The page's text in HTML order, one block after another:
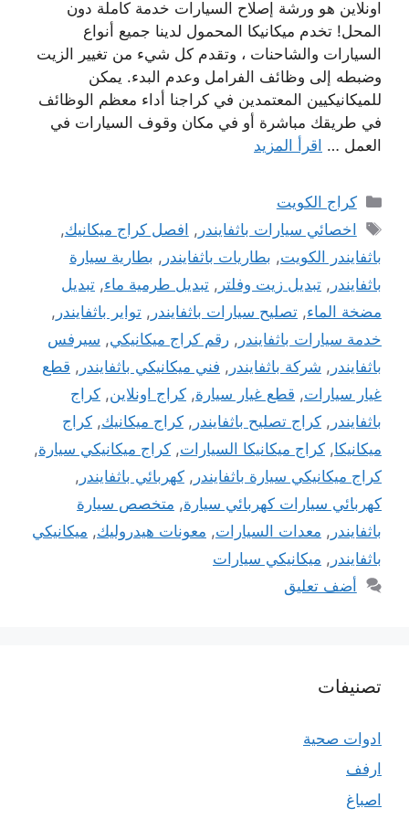
اونلاين هو ورشة إصلاح السيارات خدمة كاملة دون
المحل! تخدم ميكانيكا المحمول لدينا جميع أنواع
السيارات والشاحنات ، وتقدم كل شيء من تغيير الزيت
وضبطه إلى وظائف الفرامل وعدم البدء. يمكن
للميكانيكيين المعتمدين في كراجنا أداء معظم الوظائف
في طريقك مباشرة أو في مكان وقوف السيارات في
العمل … اقرأ المزيد
التصنيفات
كراج الكويت
الوسوم
اخصائي سيارات باثفايندر , افصل كراج ميكانيك,
باثفايندر الكويت, بطاريات باثفايندر , بطارية سيارة
باثفايندر , تبديل زيت وفلتر , تبديل طرمية ماء, تبديل
مضخة الماء, تصليح سيارات باثفايندر , تواير باثفايندر ,
خدمة سيارات باثفايندر , رقم كراج ميكانيكي, سيرفس
باثفايندر , شركة باثفايندر , فني ميكانيكي باثفايندر , قطع
غيار سيارات, قطع غيار سيارة, كراج اونلاين, كراج
باثفايندر , كراج تصليح باثفايندر , كراج ميكانيك, كراج
ميكانيكا, كراج ميكانيكا السيارات, كراج ميكانيكي سيارة,
كراج ميكانيكي سيارة باثفايندر , كهربائي باثفايندر ,
كهربائي سيارات كهربائي سيارة, متخصص سيارة
باثفايندر , معدات السيارات, معونات هيدروليك, ميكانيكي
باثفايندر , ميكانيكي سيارات
أضف تعليق
تصنيفات
ادوات صحية
ارفف
اصباغ